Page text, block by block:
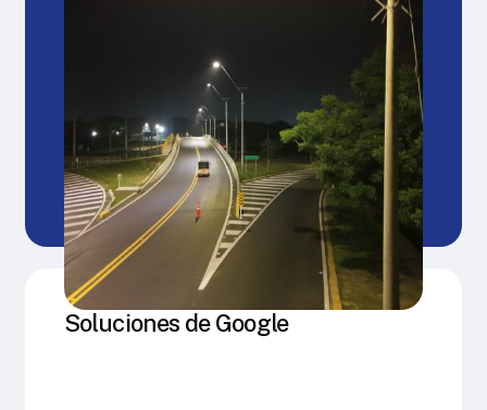
Soluciones de Google